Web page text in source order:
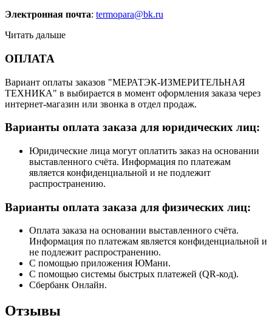
Электронная почта: termopara@bk.ru
Читать дальше
ОПЛАТА
Вариант оплаты заказов "МЕРАТЭК-ИЗМЕРИТЕЛЬНАЯ
ТЕХНИКА" в выбирается в момент оформления заказа через
интернет-магазин или звонка в отдел продаж.
Варианты оплата заказа для юридических лиц:
Юридические лица могут оплатить заказ на основании
выставленного счёта. Информация по платежам
является конфиденциальной и не подлежит
распространению.
Варианты оплата заказа для физических лиц:
Оплата заказа на основании выставленного счёта.
Информация по платежам является конфиденциальной и
не подлежит распространению.
С помощью приложения ЮМани.
С помощью системы быстрых платежей (QR-код).
Сбербанк Онлайн.
Отзывы